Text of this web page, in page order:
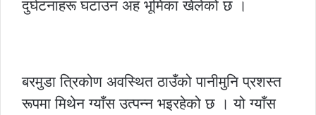
दुर्घटनाहरू घटाउन अहं भूमिका खेलेको छ ।
बरमुडा त्रिकोण अवस्थित ठाउँको पानीमुनि प्रशस्त
रूपमा मिथेन ग्याँस उत्पन्न भइरहेको छ । यो ग्याँस